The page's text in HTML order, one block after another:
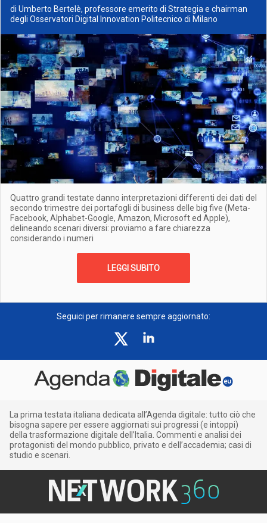
di Umberto Bertelè, professore emerito di Strategia e chairman
degli Osservatori Digital Innovation Politecnico di Milano
Quattro grandi testate danno interpretazioni differenti dei dati del
secondo trimestre dei portafogli di business delle big five (Meta-
Facebook, Alphabet-Google, Amazon, Microsoft ed Apple),
delineando scenari diversi: proviamo a fare chiarezza
considerando i numeri
LEGGI SUBITO
Seguici per rimanere sempre aggiornato:
La prima testata italiana dedicata all’Agenda digitale: tutto ciò che
bisogna sapere per essere aggiornati sui progressi (e intoppi)
della trasformazione digitale dell’Italia. Commenti e analisi dei
protagonisti del mondo pubblico, privato e dell’accademia; casi di
studio e scenari.